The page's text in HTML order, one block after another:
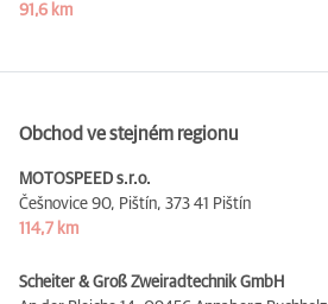
91,6 km
Obchod ve stejném regionu
MOTOSPEED s.r.o.
Češnovice 90, Pištín, 373 41 Pištín
114,7 km
Scheiter & Groß Zweiradtechnik GmbH